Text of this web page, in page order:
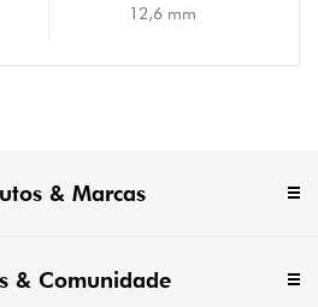
12,6 mm
& Marcas
& Comunidade